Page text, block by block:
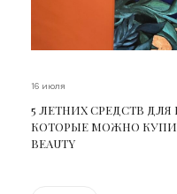
16 июля
5 ЛЕТНИХ СРЕДСТВ
КОТОРЫЕ МОЖНО
BEAUTY